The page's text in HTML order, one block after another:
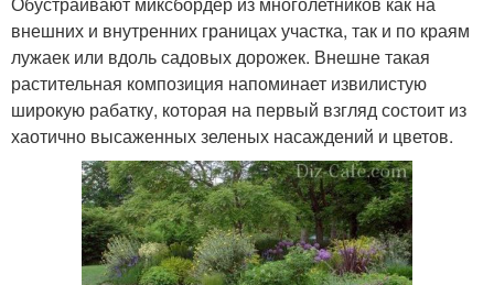
внешних и внутренних границах участка, так и по краям
лужаек или вдоль садовых дорожек. Внешне такая
растительная композиция напоминает извилистую
широкую рабатку, которая на первый взгляд состоит из
хаотично высаженных зеленых насаждений и цветов.